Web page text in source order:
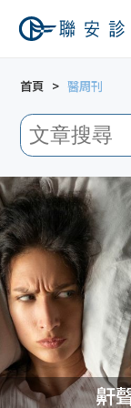
首頁 醫周刊
鼾